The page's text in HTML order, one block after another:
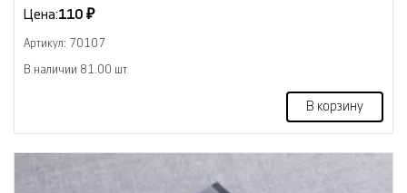
Цена:110 ₽
Артикул: 70107
В наличии 81.00 шт
В корзину